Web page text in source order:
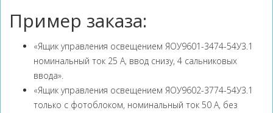
Пример заказа:
«Ящик управления освещением ЯОУ9601-3474-54У3.1
номинальный ток 25 А, ввод снизу, 4 сальниковых
ввода».
«Ящик управления освещением ЯОУ9602-3774-54У3.1
только с фотоблоком, номинальный ток 50 А, без